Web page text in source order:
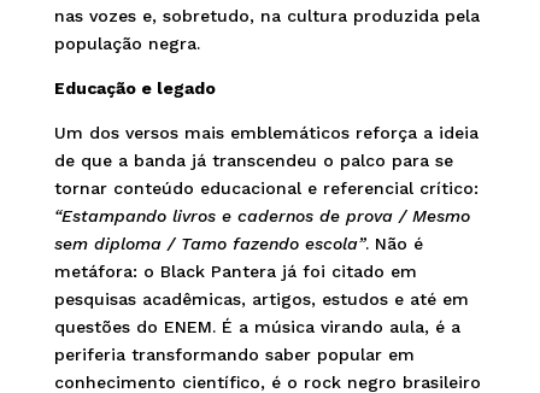
nas vozes e, sobretudo, na cultura produzida pela
população negra.
Educação e legado
Um dos versos mais emblemáticos reforça a ideia
de que a banda já transcendeu o palco para se
tornar conteúdo educacional e referencial crítico:
“Estampando livros e cadernos de prova / Mesmo
sem diploma / Tamo fazendo escola”. Não é
metáfora: o Black Pantera já foi citado em
pesquisas acadêmicas, artigos, estudos e até em
questões do ENEM. É a música virando aula, é a
periferia transformando saber popular em
conhecimento científico, é o rock negro brasileiro